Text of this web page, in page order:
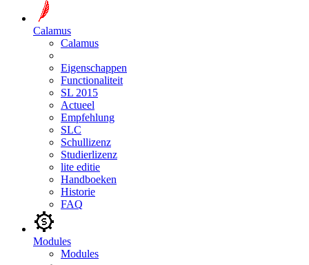
Calamus
Calamus
Eigenschappen
Functionaliteit
SL 2015
Actueel
Empfehlung
SLC
Schullizenz
Studierlizenz
lite editie
Handboeken
Historie
FAQ
Modules
Modules